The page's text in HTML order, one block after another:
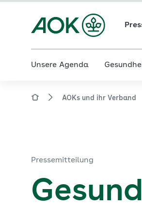
Unsere Agenda
AOKs und ihr Verband
Pressemitteilung